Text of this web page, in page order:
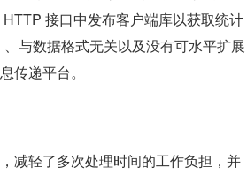
接口中发布客户端库以获取统计
与数据格式无关以及没有可水平扩展
传递平台。
减轻了多次处理时间的工作负担，并